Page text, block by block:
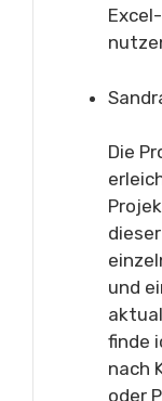
Die
und
finde
nach
oder